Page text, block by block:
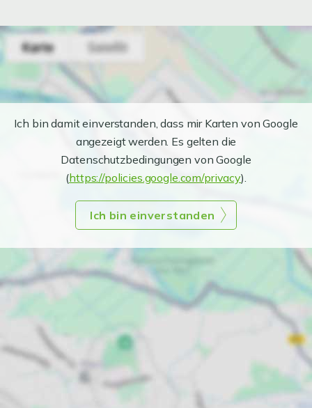
Ich bin damit einverstanden, dass mir Karten von Google
angezeigt werden. Es gelten die
Datenschutzbedingungen von Google
(https://policies.google.com/privacy).
Ich bin einverstanden